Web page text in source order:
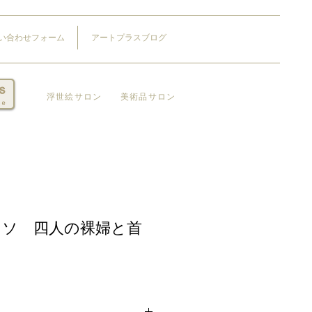
合わせフォーム アートプラスブログ
​浮世絵サロン ​美術品サロン
四人の裸婦と首